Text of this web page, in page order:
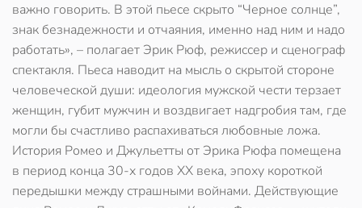
важно говорить. В этой пьесе скрыто “Черное солнце”,
знак безнадежности и отчаяния, именно над ним и надо
работать», – полагает Эрик Рюф, режиссер и сценограф
спектакля. Пьеса наводит на мысль о скрытой стороне
человеческой души: идеология мужской чести терзает
женщин, губит мужчин и воздвигает надгробия там, где
могли бы счастливо распахиваться любовные ложа.
История Ромео и Джульетты от Эрика Рюфа помещена
в период конца 30-х годов ХХ века, эпоху короткой
передышки между страшными войнами. Действующие